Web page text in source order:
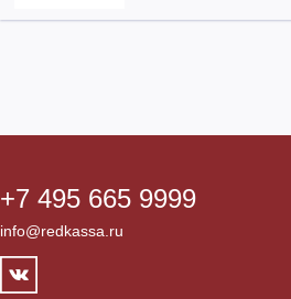
+7 495 665 9999
info@redkassa.ru